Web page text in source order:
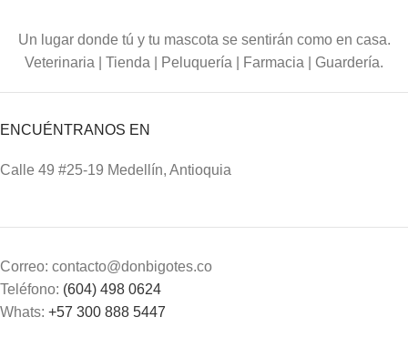
Un lugar donde tú y tu mascota se sentirán como en casa.
Veterinaria | Tienda | Peluquería | Farmacia | Guardería.
ENCUÉNTRANOS EN
Calle 49 #25-19 Medellín, Antioquia
Correo: contacto@donbigotes.co
Teléfono: (604) 498 0624
Whats: +57 300 888 5447